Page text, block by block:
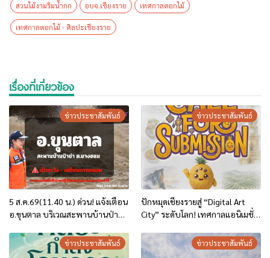
สวนไม้งามริมน้ำกก อบจ.เชียงราย เทศกาลดอกไม้
เทศกาลดอกไม้ - ศิลปะเชียงราย
เรื่องที่เกี่ยวข้อง
ข่าวประชาสัมพันธ์
5 ส.ค.69(11.40 น.) ด่วน! แจ้งเตือน
อ.ขุนตาล บริเวณสะพานบ้านป่าข่า
อพยพ”
ข่าวประชาสัมพันธ์
ปักหมุดเชียงรายสู่ “Digital Art
City” ระดับโลก! เทศกาลแอนิเมชั่น
ผนึกกำลัง สศร. ประกาศเปิดฉาก
พร้อมเปิดรับสมัครผลงานประกวด
ข่าวประชาสัมพันธ์ ข่าวประชาสัมพันธ์